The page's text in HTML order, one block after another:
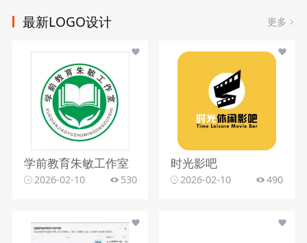
最新LOGO设计 更多
学前教育朱敏工作室
2026-02-10 530
时光影吧
2026-02-10 490